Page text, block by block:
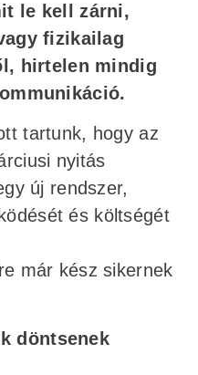
le kell zárni,
fizikailag
hirtelen mindig
tartunk, hogy az
nyitás
új rendszer,
és költségét
már kész sikernek
döntsenek